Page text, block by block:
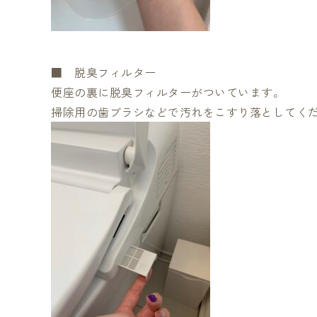
■ 脱臭フィルター
便座の裏に脱臭フィルターがついています。
掃除用の歯ブラシなどで汚れをこすり落としてく